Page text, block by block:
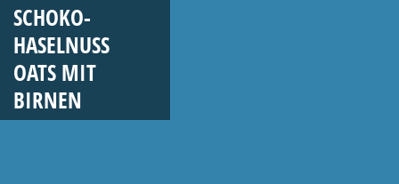
SCHOKO-
HASELNUSS
OATS MIT
BIRNEN